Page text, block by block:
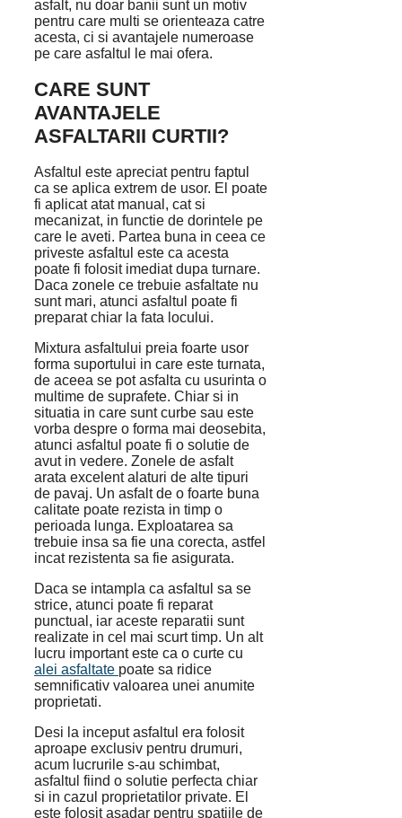
asfalt, nu doar banii sunt un motiv
pentru care multi se orienteaza catre
acesta, ci si avantajele numeroase
pe care asfaltul le mai ofera.
CARE SUNT
AVANTAJELE
ASFALTARII CURTII?
Asfaltul este apreciat pentru faptul
ca se aplica extrem de usor. El poate
fi aplicat atat manual, cat si
mecanizat, in functie de dorintele pe
care le aveti. Partea buna in ceea ce
priveste asfaltul este ca acesta
poate fi folosit imediat dupa turnare.
Daca zonele ce trebuie asfaltate nu
sunt mari, atunci asfaltul poate fi
preparat chiar la fata locului.
Mixtura asfaltului preia foarte usor
forma suportului in care este turnata,
de aceea se pot asfalta cu usurinta o
multime de suprafete. Chiar si in
situatia in care sunt curbe sau este
vorba despre o forma mai deosebita,
atunci asfaltul poate fi o solutie de
avut in vedere. Zonele de asfalt
arata excelent alaturi de alte tipuri
de pavaj. Un asfalt de o foarte buna
calitate poate rezista in timp o
perioada lunga. Exploatarea sa
trebuie insa sa fie una corecta, astfel
incat rezistenta sa fie asigurata.
Daca se intampla ca asfaltul sa se
strice, atunci poate fi reparat
punctual, iar aceste reparatii sunt
realizate in cel mai scurt timp. Un alt
lucru important este ca o curte cu
alei asfaltate poate sa ridice
semnificativ valoarea unei anumite
proprietati.
Desi la inceput asfaltul era folosit
aproape exclusiv pentru drumuri,
acum lucrurile s-au schimbat,
asfaltul fiind o solutie perfecta chiar
si in cazul proprietatilor private. El
este folosit asadar pentru spatiile de